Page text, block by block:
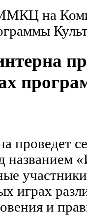
на
названием
играх
и